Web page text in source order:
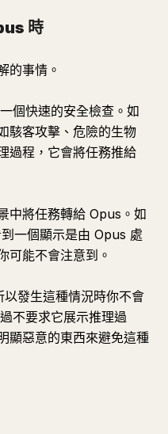
時
的事情。
個快速的安全檢查。如
駭客攻擊、危險的生物
過程，它會將任務推給
中將任務轉給 Opus。如
一個顯示是由 Opus 處
可能不會注意到。
發生這種情況時你不會
不要求它展示推理過
顯惡意的東西來避免這種